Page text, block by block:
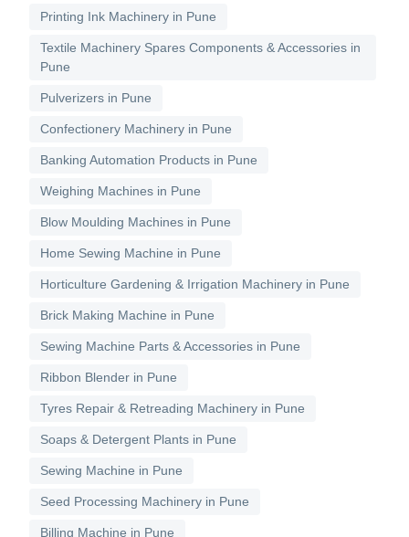
Printing Ink Machinery in Pune
Textile Machinery Spares Components & Accessories in
Pune
Pulverizers in Pune
Confectionery Machinery in Pune
Banking Automation Products in Pune
Weighing Machines in Pune
Blow Moulding Machines in Pune
Home Sewing Machine in Pune
Horticulture Gardening & Irrigation Machinery in Pune
Brick Making Machine in Pune
Sewing Machine Parts & Accessories in Pune
Ribbon Blender in Pune
Tyres Repair & Retreading Machinery in Pune
Soaps & Detergent Plants in Pune
Sewing Machine in Pune
Seed Processing Machinery in Pune
Billing Machine in Pune